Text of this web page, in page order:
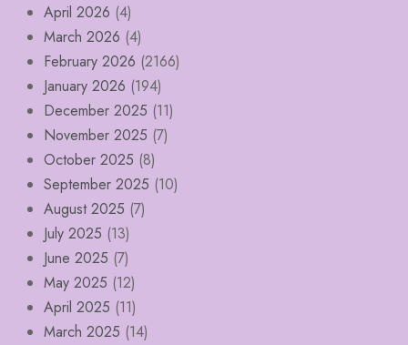
April 2026 (4)
March 2026 (4)
February 2026 (2166)
January 2026 (194)
December 2025 (11)
November 2025 (7)
October 2025 (8)
September 2025 (10)
August 2025 (7)
July 2025 (13)
June 2025 (7)
May 2025 (12)
April 2025 (11)
March 2025 (14)